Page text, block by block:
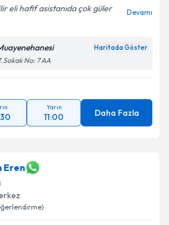
eli hafif asistanıda çok güler
Devamı
Haritada Göster
Sokak No: 7 AA
Yarın
11:00 Daha Fazla
Eren